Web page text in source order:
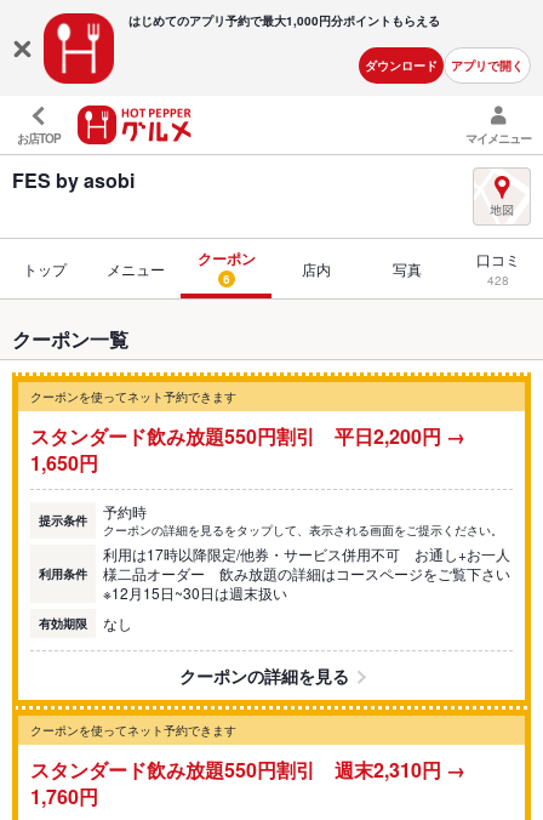
はじめてのアプリ予約で最大1,000円分ポイントもらえる
ダウンロード アプリで開く
お店TOP マイメニュー
FES by asobi
トップ メニュー クーポン
6 店内 写真 口コミ
428
クーポン一覧
クーポンを使ってネット予約できます
スタンダード飲み放題550円割引 平日2,200円 →
1,650円
提示条件 予約時
クーポンの詳細を見るをタップして、表示される画面をご提示ください。
利用条件
利用は17時以降限定/他券・サービス併用不可 お通し+お一人
様二品オーダー 飲み放題の詳細はコースページをご覧下さい
※12月15日~30日は週末扱い
有効期限 なし
クーポンの詳細を見る
クーポンを使ってネット予約できます
スタンダード飲み放題550円割引 週末2,310円 →
1,760円